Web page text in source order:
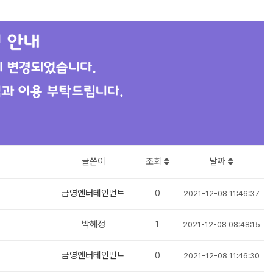
글쓴이 조회 날짜
금영엔터테인먼트 0 2021-12-08 11:46:37
박혜정 1 2021-12-08 08:48:15
금영엔터테인먼트 0 2021-12-08 11:46:30